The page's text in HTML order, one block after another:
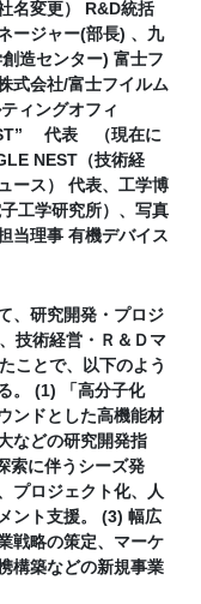
名変更） R&D統括
ージャー(部長) 、九
造センター) 富士フ
式会社/富士フイルム
ィングオフィ
代表 （現在に
NEST（技術経
ース） 代表、工学博
工学研究所）、写真
当理事 有機デバイス
、研究開発・プロジ
技術経営・Ｒ＆Ｄマ
ことで、以下のよう
。 (1) 「高分子化
ンドとした高機能材
などの研究開発指
索に伴うシーズ発
プロジェクト化、人
ント支援。 (3) 幅広
戦略の策定、マーケ
構築などの新規事業